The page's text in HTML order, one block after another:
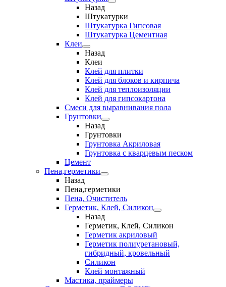
Назад
Штукатурки
Штукатурка Гипсовая
Штукатурка Цементная
Клеи
Назад
Клеи
Клей для плитки
Клей для блоков и кирпича
Клей для теплоизоляции
Клей для гипсокартона
Смеси для выравнивания пола
Грунтовки
Назад
Грунтовки
Грунтовка Акриловая
Грунтовка с кварцевым песком
Цемент
Пена,герметики
Назад
Пена,герметики
Пена, Очиститель
Герметик, Клей, Силикон
Назад
Герметик, Клей, Силикон
Герметик акриловый
Герметик полиуретановый,
гибридный, кровельный
Силикон
Клей монтажный
Мастика, праймеры